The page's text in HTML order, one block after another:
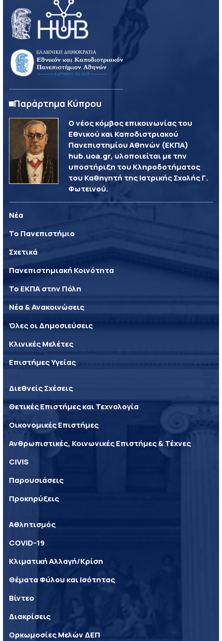
Παράρτημα Κύπρου
Ο νέος κόμβος επικοινωνίας του
Εθνικού και Καποδιστριακού
Πανεπιστημίου Αθηνών (ΕΚΠΑ)
hub.uoa.gr, υλοποιείται με την
υποστήριξη του Κληροδοτήματος
του Καθηγητή της Ιατρικής Σχολής Γ.
Φωτεινού.
Νέα
Το Πανεπιστήμιο
Σχετικά
Πανεπιστημιακή Κοινότητα
Το ΕΚΠΑ στην Πόλη
Νέα & Ανακοινώσεις
Όλες οι Δημοσιεύσεις
Κλινικές Μελέτες
Επιστήμες Υγείας
Διεθνείς Σχέσεις
Θετικές Επιστήμες και Τεχνολογία
Οικονομικές Επιστήμες
Ανθρωπιστικές, Κοινωνικές Επιστήμες & Τέχνες
CIVIS
Παρουσιάσεις
Προκηρύξεις
Αθλητισμός
COVID-19
Κλιματική Αλλαγή/Κρίση
Θέματα Φύλου και Ισότητας
Βίντεο
Διακρίσεις
Ορκωμοσίες Μελών ΔΕΠ